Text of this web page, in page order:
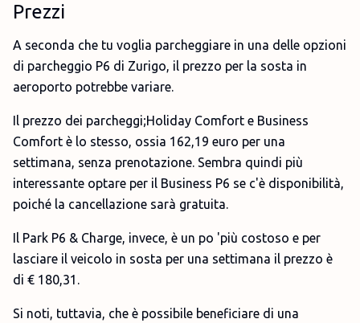
Prezzi
A seconda che tu voglia parcheggiare in una delle opzioni
di parcheggio P6 di Zurigo, il prezzo per la sosta in
aeroporto potrebbe variare.
Il prezzo dei parcheggi;Holiday Comfort e Business
Comfort è lo stesso, ossia 162,19 euro per una
settimana, senza prenotazione. Sembra quindi più
interessante optare per il Business P6 se c'è disponibilità,
poiché la cancellazione sarà gratuita.
Il Park P6 & Charge, invece, è un po 'più costoso e per
lasciare il veicolo in sosta per una settimana il prezzo è
di € 180,31.
Si noti, tuttavia, che è possibile beneficiare di una